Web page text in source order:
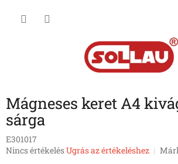
Mágneses keret A4
sárga
E301017
A
Nincs értékelésUgrás az értékeléshez